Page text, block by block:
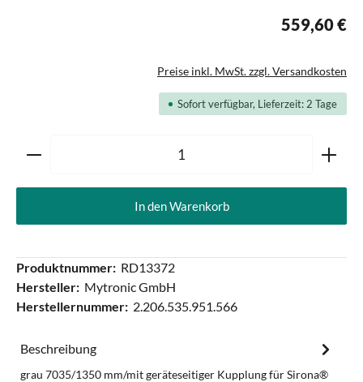
559,60 €
Preise inkl. MwSt. zzgl. Versandkosten
Sofort verfügbar, Lieferzeit: 2 Tage
Produkt Anzahl: Gib den gewünschten Wert ein oder
In den Warenkorb
Produktnummer: RD13372
Hersteller: Mytronic GmbH
Herstellernummer: 2.206.535.951.566
Beschreibung
grau 7035/1350 mm/mit geräteseitiger Kupplung für Sirona®